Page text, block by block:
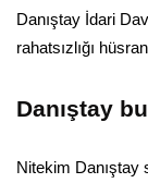
Danıştay İdari
rahatsızlığı
Danıştay
Nitekim Danıştay